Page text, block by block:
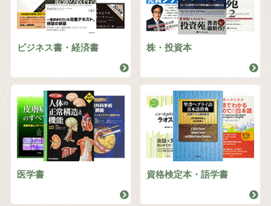
ビジネス書・経済書 株・投資本
医学書 資格検定本・語学書